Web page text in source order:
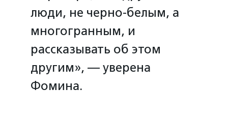
люди, не черно-белым, а
многогранным, и
рассказывать об этом
другим», — уверена
Фомина.